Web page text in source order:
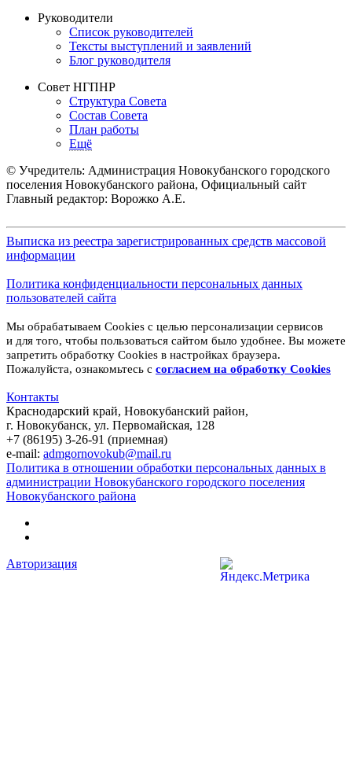
Руководители
Список руководителей
Тексты выступлений и заявлений
Блог руководителя
Совет НГПНР
Структура Совета
Состав Совета
План работы
Ещё
© Учредитель: Администрация Новокубанского городского
поселения Новокубанского района, Официальный сайт
Главный редактор: Ворожко А.Е.
Выписка из реестра зарегистрированных средств массовой
информации
Политика конфиденциальности персональных данных
пользователей сайта
Мы обрабатываем Cookies с целью персонализации сервисов
и для того, чтобы пользоваться сайтом было удобнее. Вы можете
запретить обработку Cookies в настройках браузера.
Пожалуйста, ознакомьтесь с согласием на обработку Cookies
Контакты
Краснодарский край, Новокубанский район,
г. Новокубанск, ул. Первомайская, 128
+7 (86195) 3-26-91 (приемная)
e-mail: admgornovokub@mail.ru
Политика в отношении обработки персональных данных в
администрации Новокубанского городского поселения
Новокубанского района
Авторизация